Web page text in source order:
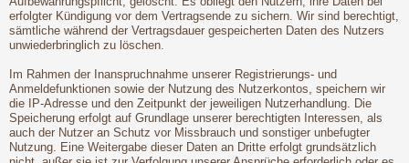
erfolgter Kündigung vor dem Vertragsende zu sichern. Wir sind berechtigt,
sämtliche während der Vertragsdauer gespeicherten Daten des Nutzers
unwiederbringlich zu löschen.
Im Rahmen der Inanspruchnahme unserer Registrierungs- und
Anmeldefunktionen sowie der Nutzung des Nutzerkontos, speichern wir
die IP-Adresse und den Zeitpunkt der jeweiligen Nutzerhandlung. Die
Speicherung erfolgt auf Grundlage unserer berechtigten Interessen, als
auch der Nutzer an Schutz vor Missbrauch und sonstiger unbefugter
Nutzung. Eine Weitergabe dieser Daten an Dritte erfolgt grundsätzlich